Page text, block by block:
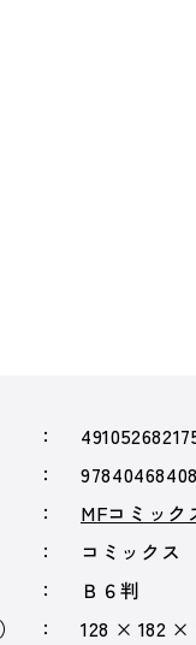
MFコミッ
コミックス
Ｂ６判
128 × 182 ×